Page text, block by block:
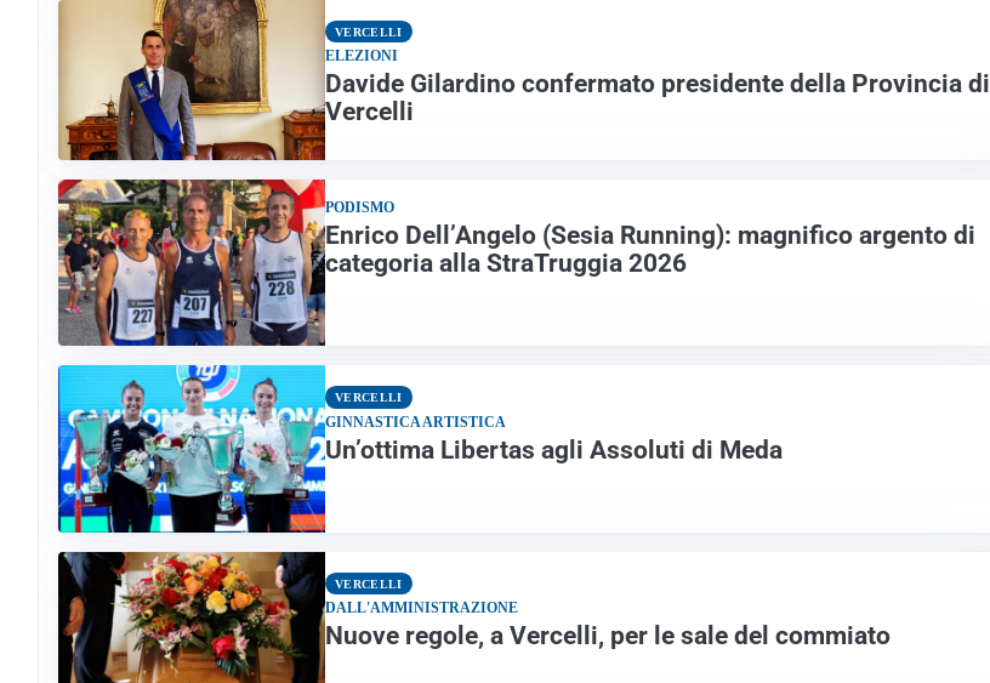
VERCELLI
ELEZIONI
Davide Gilardino confermato presidente della Provincia di
Vercelli
PODISMO
Enrico Dell’Angelo (Sesia Running): magnifico argento di
categoria alla StraTruggia 2026
VERCELLI
GINNASTICA ARTISTICA
Un’ottima Libertas agli Assoluti di Meda
VERCELLI
DALL'AMMINISTRAZIONE
Nuove regole, a Vercelli, per le sale del commiato